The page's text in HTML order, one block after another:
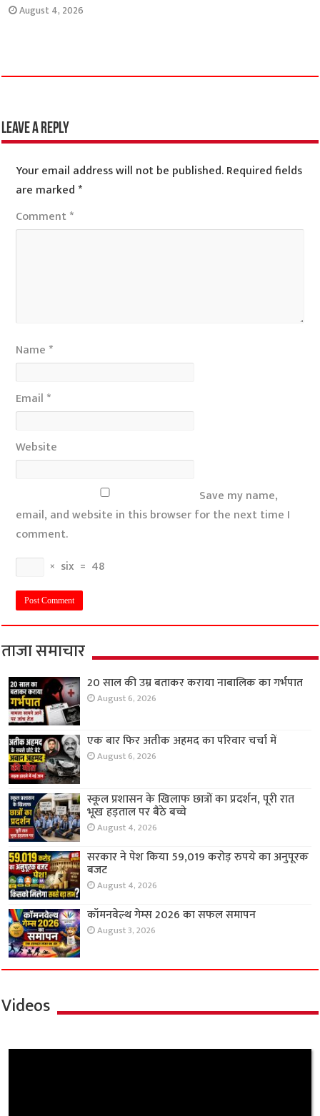
August 4, 2026
Leave a Reply
Your email address will not be published.Required fields
are marked*
Comment*
Name *
Email *
Website
Save my name,
email, and website in this browser for the next time I
comment.
× six = 48
ताजा समाचार
20 साल की उम्र बताकर कराया नाबालिक का गर्भपात
August 6, 2026
एक बार फिर अतीक अहमद का परिवार चर्चा में
August 6, 2026
स्कूल प्रशासन के खिलाफ छात्रों का प्रदर्शन, पूरी रात
भूख हड़ताल पर बैठे बच्चे
August 4, 2026
सरकार ने पेश किया 59,019 करोड़ रुपये का अनुपूरक
बजट
August 4, 2026
कॉमनवेल्थ गेम्स 2026 का सफल समापन
August 3, 2026
Videos